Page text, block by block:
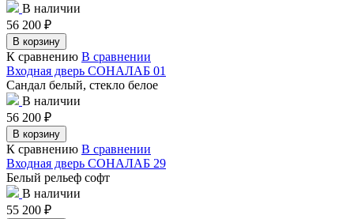
В наличии
56 200 ₽
В корзину
К сравнению В сравнении
Входная дверь СОНАЛАБ 01
Сандал белый, стекло белое
В наличии
56 200 ₽
В корзину
К сравнению В сравнении
Входная дверь СОНАЛАБ 29
Белый рельеф софт
В наличии
55 200 ₽